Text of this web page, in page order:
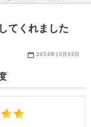
てくれました
2024年10月02日